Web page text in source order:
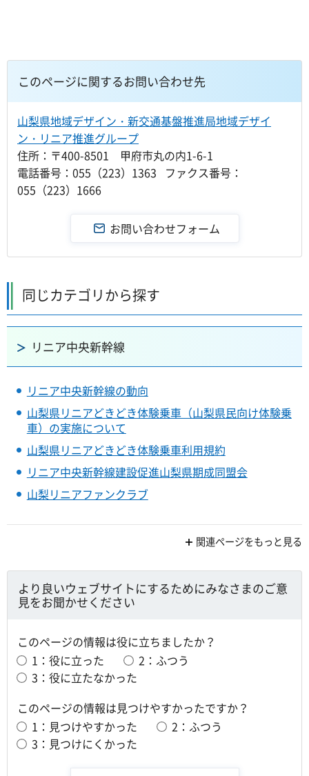
このページに関するお問い合わせ先
山梨県地域デザイン・新交通基盤推進局地域デザイ
ン・リニア推進グループ
住所：〒400-8501 甲府市丸の内1-6-1
電話番号：055（223）1363 ファクス番号：
055（223）1666
同じカテゴリから探す
リニア中央新幹線
リニア中央新幹線の動向
山梨県リニアどきどき体験乗車（山梨県民向け体験乗
車）の実施について
山梨県リニアどきどき体験乗車利用規約
リニア中央新幹線建設促進山梨県期成同盟会
山梨リニアファンクラブ
関連ページをもっと見る
より良いウェブサイトにするためにみなさまのご意
見をお聞かせください
このページの情報は役に立ちましたか？
1：役に立った
2：ふつう
3：役に立たなかった
このページの情報は見つけやすかったですか？
1：見つけやすかった
2：ふつう
3：見つけにくかった